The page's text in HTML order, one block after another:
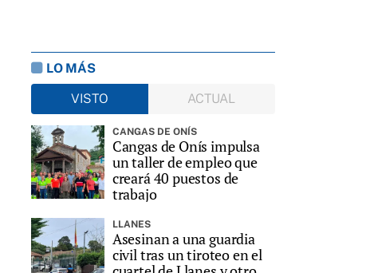
LO MÁS
VISTO
ACTUAL
CANGAS DE ONÍS
Cangas de Onís impulsa
un taller de empleo que
creará 40 puestos de
trabajo
LLANES
Asesinan a una guardia
civil tras un tiroteo en el